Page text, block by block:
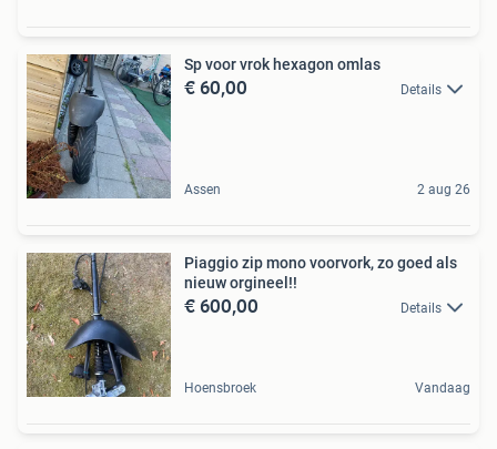
Sp voor vrok hexagon omlas
€ 60,00 Details
Assen 2 aug 26
Piaggio zip mono voorvork, zo goed als
nieuw orgineel!!
€ 600,00 Details
Hoensbroek Vandaag